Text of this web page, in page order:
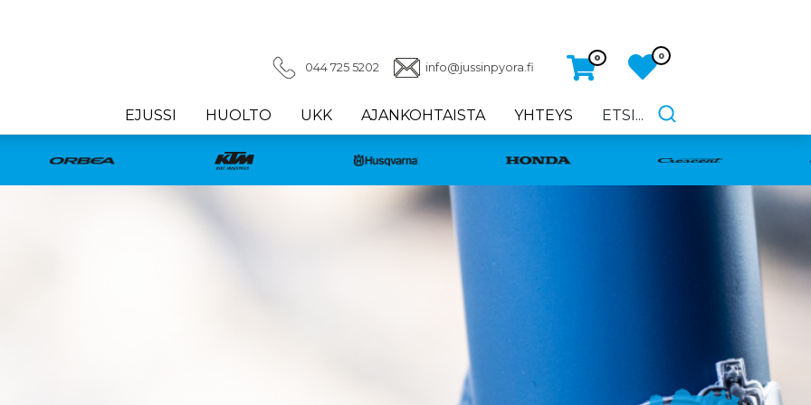
044 725 5202 info@jussinpyora.fi
0 0
EJUSSI HUOLTO UKK AJANKOHTAISTA YHTEYS ETSI...